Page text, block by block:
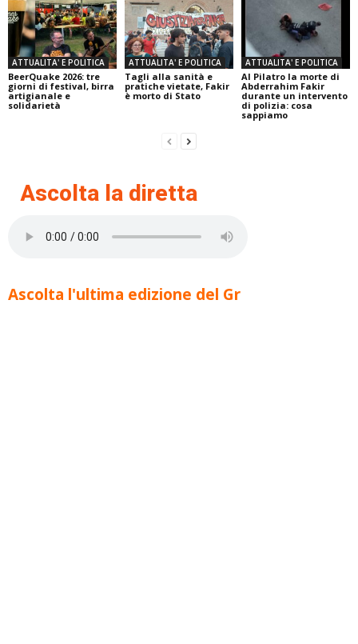
ATTUALITA' E POLITICA
BeerQuake 2026: tre
giorni di festival, birra
artigianale e
solidarietà
ATTUALITA' E POLITICA
Tagli alla sanità e
pratiche vietate, Fakir
è morto di Stato
ATTUALITA' E POLITICA
Al Pilatro la morte di
Abderrahim Fakir
durante un intervento
di polizia: cosa
sappiamo
Ascolta la diretta
Ascolta l'ultima edizione del Gr